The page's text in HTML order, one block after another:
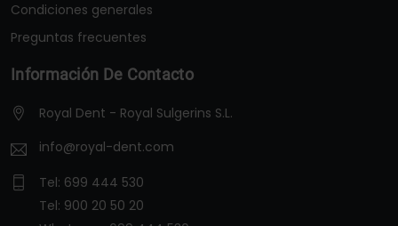
Condiciones generales
Preguntas frecuentes
Información De Contacto
Royal Dent - Royal Sulgerins S.L.
info@royal-dent.com
Tel: 699 444 530
Tel: 900 20 50 20